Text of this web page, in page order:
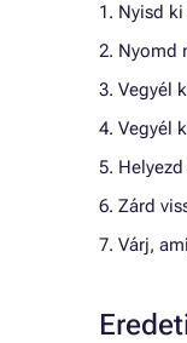
1. Nyisd
2. Nyomd
3. Vegyél
4. Vegyél
5.
6. Zárd
7. Várj,